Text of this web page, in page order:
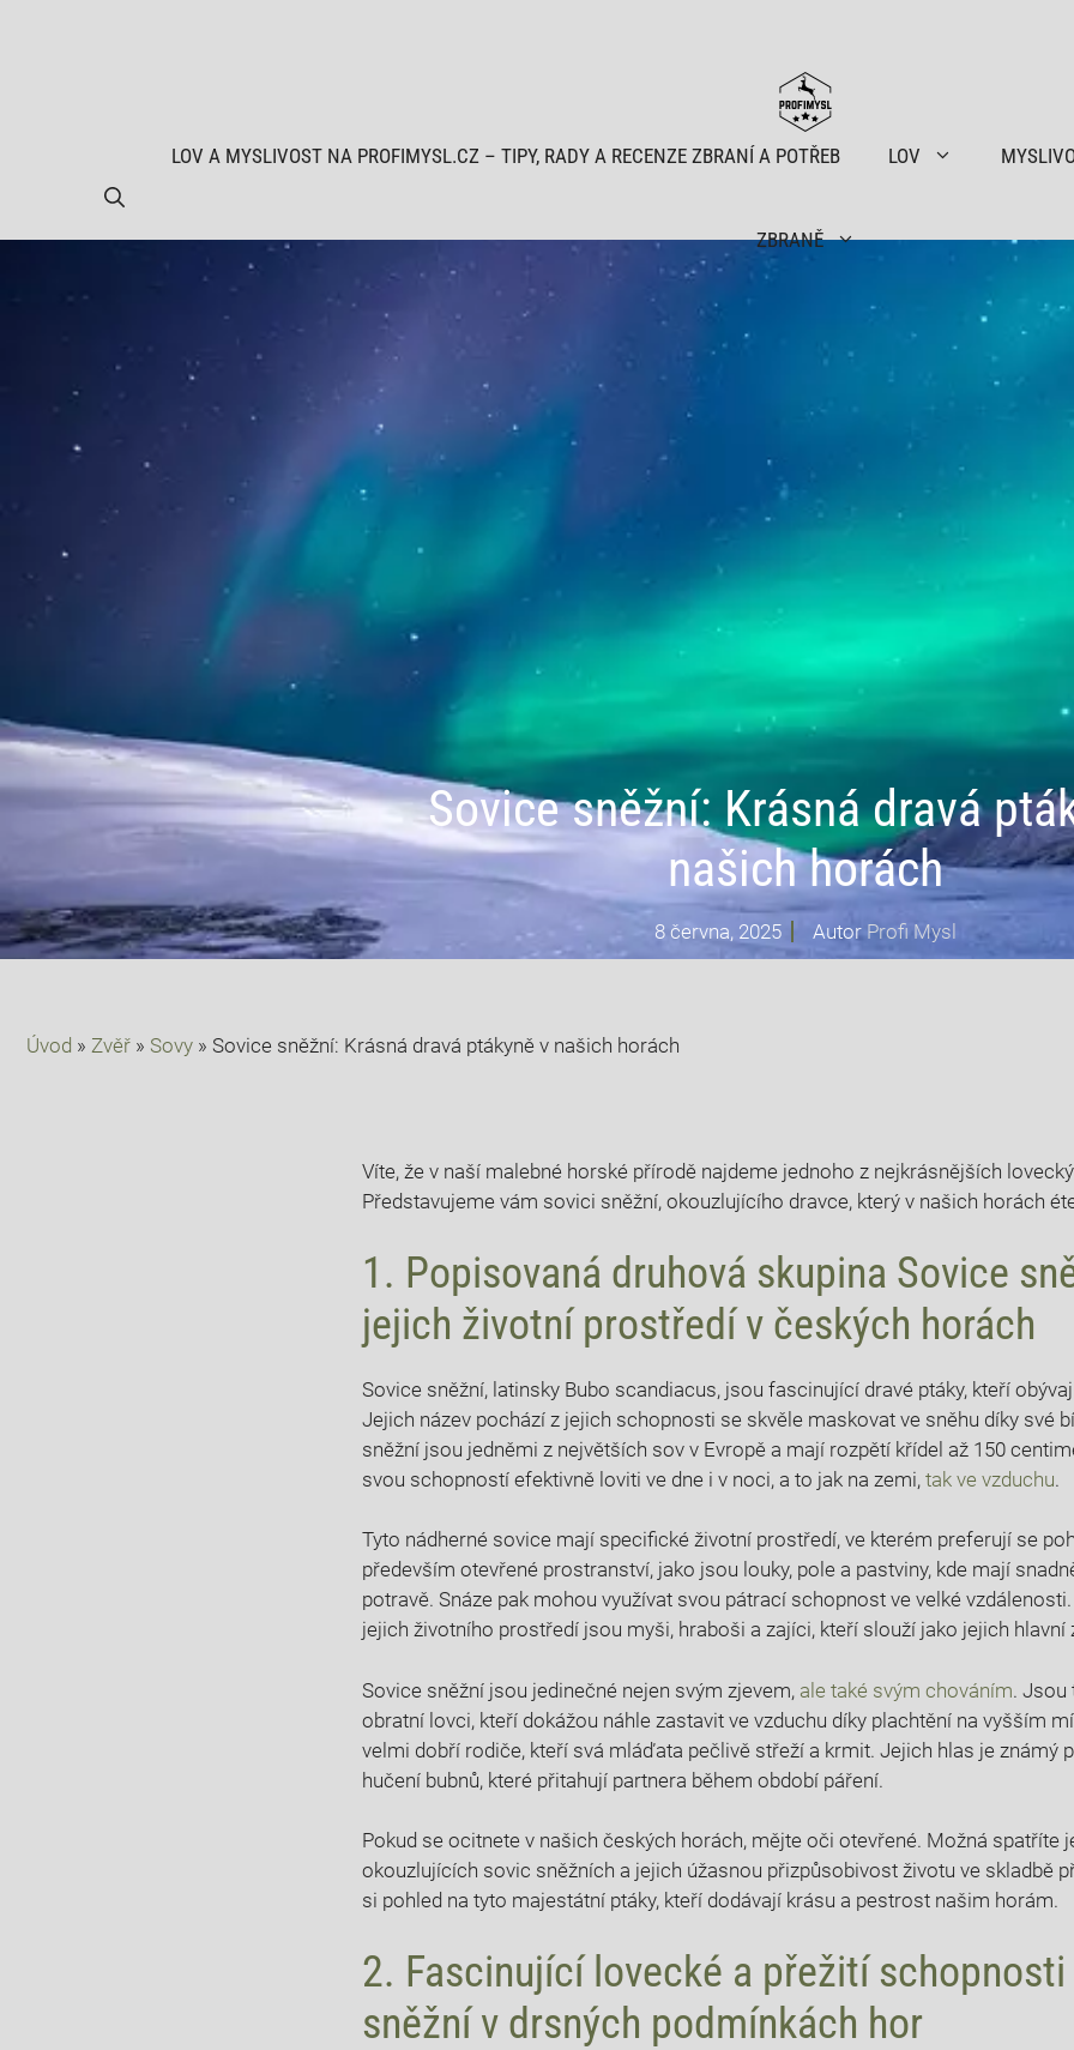
LOV A MYSLIVOST NA PROFIMYSL.CZ – TIPY, RADY A RECENZE ZBRANÍ A POTŘEB LOV
ZBRANĚ
Sovice sněžní: Krásná dravá
našich horách
8 června, 2025 Autor Profi Mysl
Úvod » Zvěř » Sovy » Sovice sněžní: Krásná dravá ptákyně v našich horách
Víte, že v naší malebné horské přírodě najdeme jednoho z nejkrásnějších
Představujeme vám sovici sněžní, okouzlujícího dravce, který v našich horách
1. Popisovaná druhová skupina Sovice
jejich životní prostředí v českých horách
Sovice sněžní, latinsky Bubo scandiacus, jsou fascinující dravé ptáky, kteří
Jejich název pochází z jejich schopnosti se skvěle maskovat ve sněhu díky své
sněžní jsou jedněmi z největších sov v Evropě a mají rozpětí křídel až 150
svou schopností efektivně loviti ve dne i v noci, a to jak na zemi, tak ve vzduchu.
Tyto nádherné sovice mají specifické životní prostředí, ve kterém preferují se
především otevřené prostranství, jako jsou louky, pole a pastviny, kde mají
potravě. Snáze pak mohou využívat svou pátrací schopnost ve velké
jejich životního prostředí jsou myši, hraboši a zajíci, kteří slouží jako jejich hlavní
Sovice sněžní jsou jedinečné nejen svým zjevem, ale také svým chováním. Jsou
obratní lovci, kteří dokážou náhle zastavit ve vzduchu díky plachtění na vyšším
velmi dobří rodiče, kteří svá mláďata pečlivě střeží a krmit. Jejich hlas je známý
hučení bubnů, které přitahují partnera během období páření.
Pokud se ocitnete v našich českých horách, mějte oči otevřené. Možná spatříte
okouzlujících sovic sněžních a jejich úžasnou přizpůsobivost životu ve skladbě
si pohled na tyto majestátní ptáky, kteří dodávají krásu a pestrost našim horám.
2. Fascinující lovecké a přežití
sněžní v drsných podmínkách hor